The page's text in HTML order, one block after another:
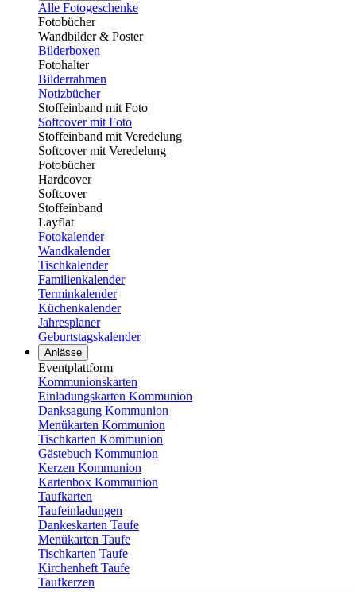
Alle Fotogeschenke
Fotobücher
Wandbilder & Poster
Bilderboxen
Fotohalter
Bilderrahmen
Notizbücher
Stoffeinband mit Foto
Softcover mit Foto
Stoffeinband mit Veredelung
Softcover mit Veredelung
Fotobücher
Hardcover
Softcover
Stoffeinband
Layflat
Fotokalender
Wandkalender
Tischkalender
Familienkalender
Terminkalender
Küchenkalender
Jahresplaner
Geburtstagskalender
Anlässe
Eventplattform
Kommunionskarten
Einladungskarten Kommunion
Danksagung Kommunion
Menükarten Kommunion
Tischkarten Kommunion
Gästebuch Kommunion
Kerzen Kommunion
Kartenbox Kommunion
Taufkarten
Taufeinladungen
Dankeskarten Taufe
Menükarten Taufe
Tischkarten Taufe
Kirchenheft Taufe
Taufkerzen